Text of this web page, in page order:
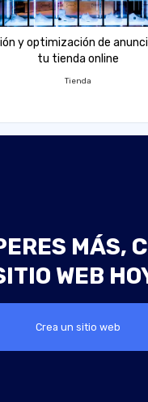
y optimización de
tu tienda online
Tienda
MÁS,
WEB
Crea un sitio web